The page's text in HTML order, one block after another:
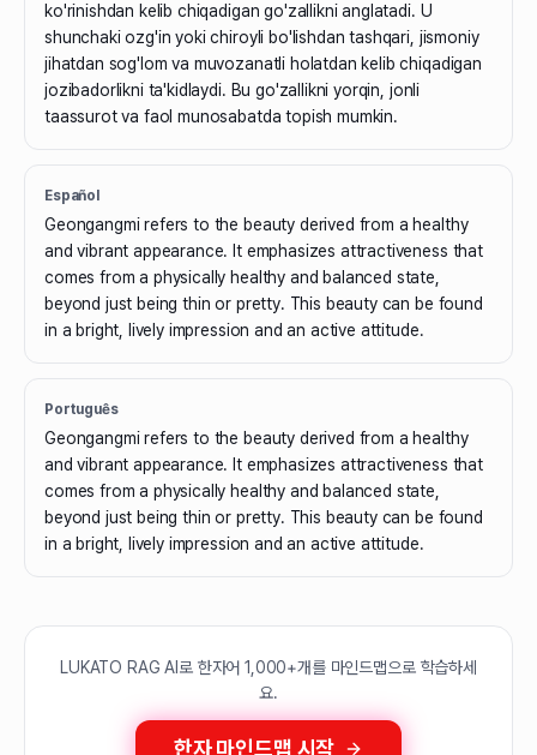
ko'rinishdan kelib chiqadigan go'zallikni anglatadi. U
shunchaki ozg'in yoki chiroyli bo'lishdan tashqari, jismoniy
jihatdan sog'lom va muvozanatli holatdan kelib chiqadigan
jozibadorlikni ta'kidlaydi. Bu go'zallikni yorqin, jonli
taassurot va faol munosabatda topish mumkin.
Español
Geongangmi refers to the beauty derived from a healthy
and vibrant appearance. It emphasizes attractiveness that
comes from a physically healthy and balanced state,
beyond just being thin or pretty. This beauty can be found
in a bright, lively impression and an active attitude.
Português
Geongangmi refers to the beauty derived from a healthy
and vibrant appearance. It emphasizes attractiveness that
comes from a physically healthy and balanced state,
beyond just being thin or pretty. This beauty can be found
in a bright, lively impression and an active attitude.
LUKATO RAG AI로 한자어 1,000+개를 마인드맵으로 학습하세
요.
한자 마인드맵 시작